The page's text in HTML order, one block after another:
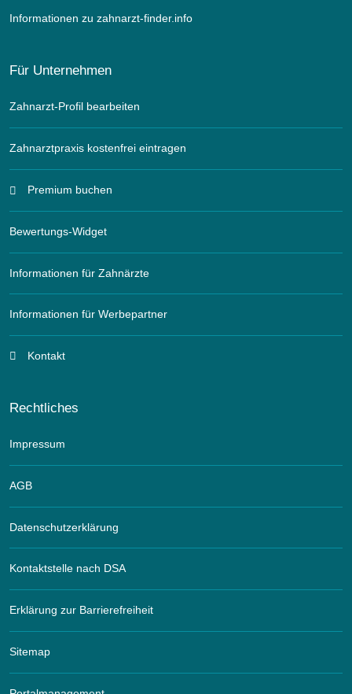
Informationen zu zahnarzt-finder.info
Für Unternehmen
Zahnarzt-Profil bearbeiten
Zahnarztpraxis kostenfrei eintragen
Premium buchen
Bewertungs-Widget
Informationen für Zahnärzte
Informationen für Werbepartner
Kontakt
Rechtliches
Impressum
AGB
Datenschutzerklärung
Kontaktstelle nach DSA
Erklärung zur Barrierefreiheit
Sitemap